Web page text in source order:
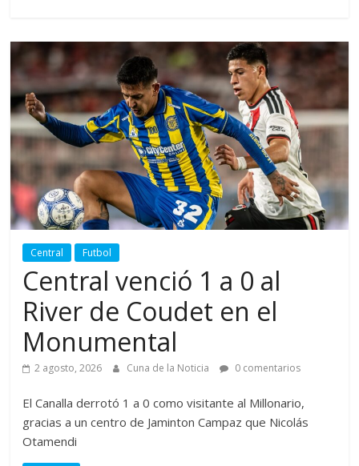
Central Futbol
Central venció 1 a 0 al
River de Coudet en el
Monumental
2 agosto, 2026 Cuna de la Noticia 0 comentarios
El Canalla derrotó 1 a 0 como visitante al Millonario,
gracias a un centro de Jaminton Campaz que Nicolás
Otamendi